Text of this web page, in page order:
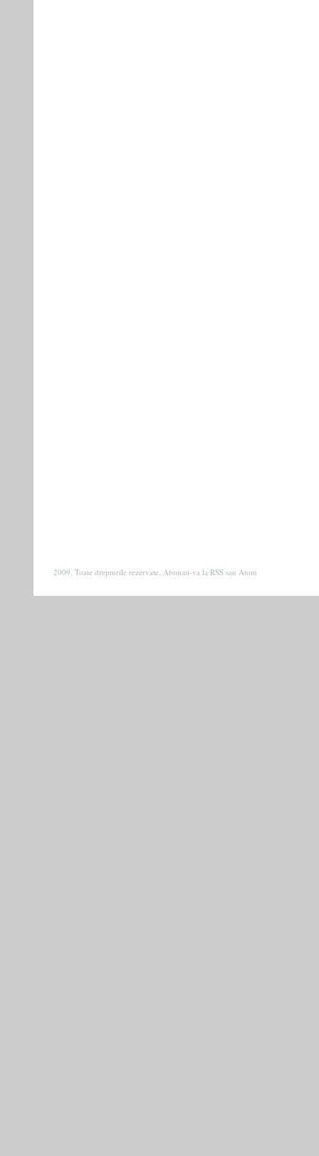
2009. Toate drepturile rezervate. Abonati-va la RSS sau Atom